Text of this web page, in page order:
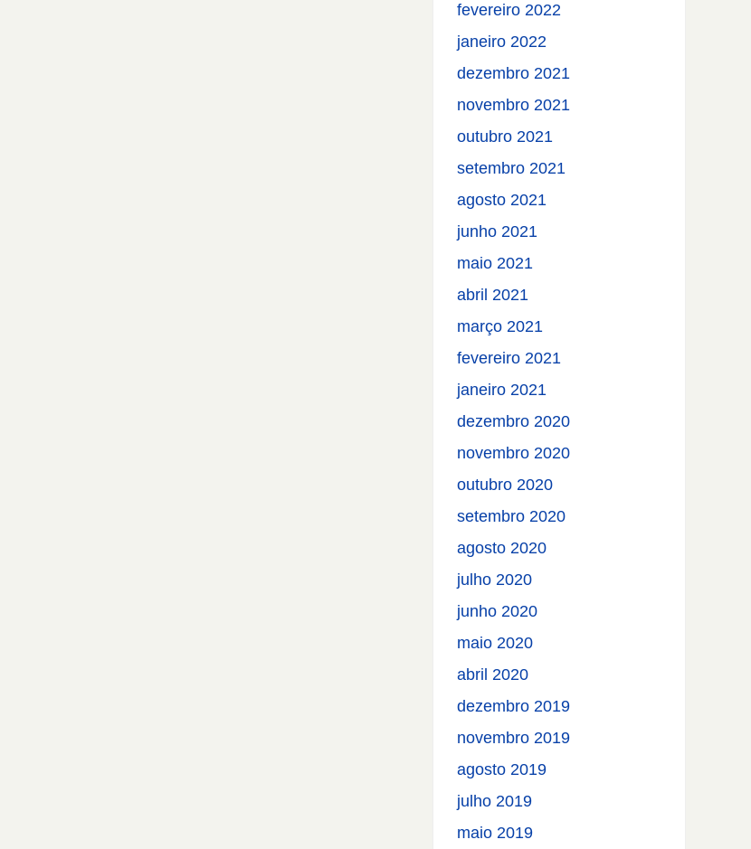
fevereiro 2022
janeiro 2022
dezembro 2021
novembro 2021
outubro 2021
setembro 2021
agosto 2021
junho 2021
maio 2021
abril 2021
março 2021
fevereiro 2021
janeiro 2021
dezembro 2020
novembro 2020
outubro 2020
setembro 2020
agosto 2020
julho 2020
junho 2020
maio 2020
abril 2020
dezembro 2019
novembro 2019
agosto 2019
julho 2019
maio 2019